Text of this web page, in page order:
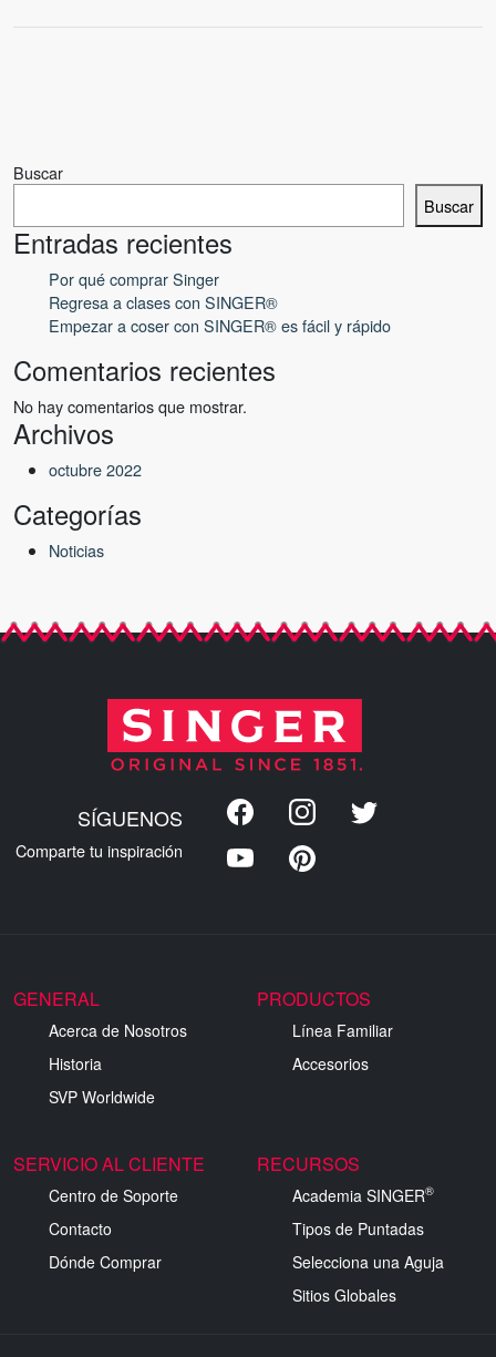
Buscar
Buscar
Entradas recientes
Por qué comprar Singer
Regresa a clases con SINGER®
Empezar a coser con SINGER® es fácil y rápido
Comentarios recientes
No hay comentarios que mostrar.
Archivos
octubre 2022
Categorías
Noticias
SÍGUENOS
Comparte tu inspiración
GENERAL
Acerca de Nosotros
Historia
SVP Worldwide
PRODUCTOS
Línea Familiar
Accesorios
SERVICIO AL CLIENTE
Centro de Soporte
Contacto
Dónde Comprar
RECURSOS
Academia SINGER®
Tipos de Puntadas
Selecciona una Aguja
Sitios Globales